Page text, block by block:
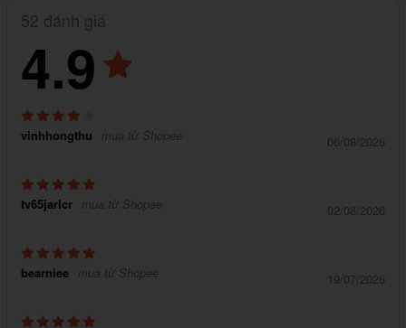
52 đánh giá
4.9
vinhhongthu mua từ Shopee 06/08/2026
tv65jarlcr mua từ Shopee 02/08/2026
bearniee mua từ Shopee 19/07/2026